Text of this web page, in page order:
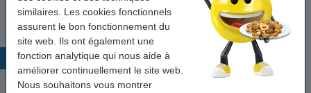
similaires. Les cookies fonctionnels
assurent le bon fonctionnement du
site web. Ils ont également une
fonction analytique qui nous aide à
améliorer continuellement le site web.
Nous souhaitons vous montrer
Produits populaires